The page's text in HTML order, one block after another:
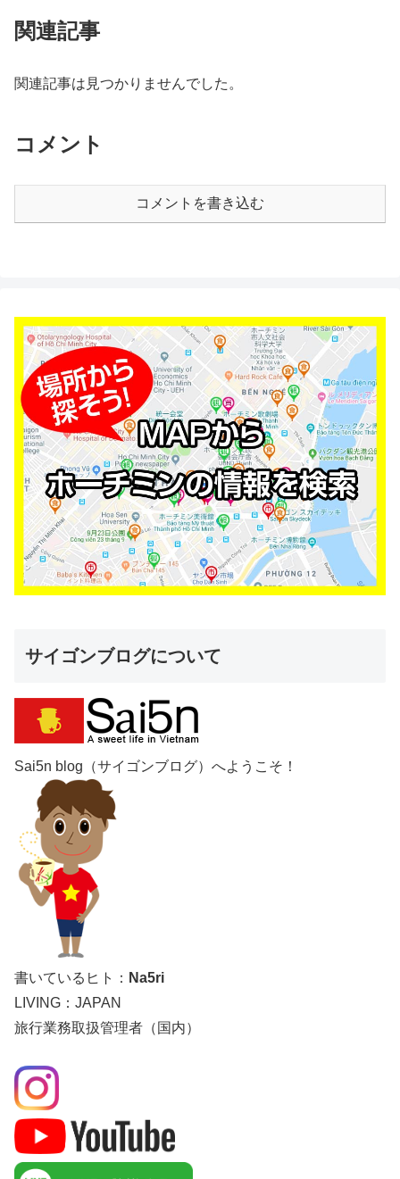
関連記事
関連記事は見つかりませんでした。
コメント
コメントを書き込む
サイゴンブログについて
Sai5n blog（サイゴンブログ）へようこそ！
書いているヒト： Na5ri
LIVING：JAPAN
旅行業務取扱管理者（国内）